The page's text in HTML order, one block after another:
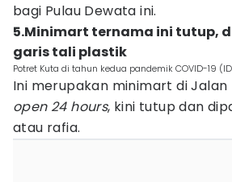
bagi Pulau Dewata ini.
5.Minimart ternama ini tutup,
garis tali plastik
Potret Kuta di tahun kedua pandemik COVID-19
Ini merupakan minimart di Jalan
open 24 hours, kini tutup dan
atau rafia.